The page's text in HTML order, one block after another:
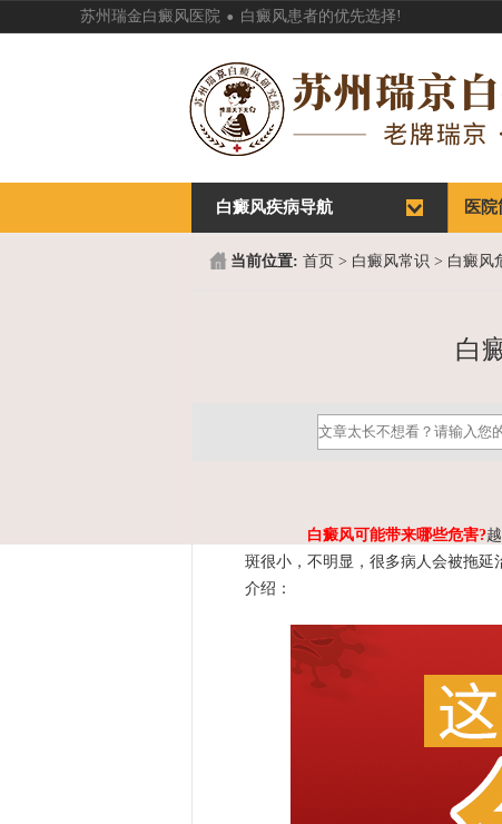
苏州瑞金白癜风医院 . 白癜风患者的优先选择!
首页
医
医院
白癜风疾病导航
当前位置: 首页 > 白癜风常识 > 白癜风
白
白癜风可能带来哪些危害?
斑很小，不明显，很多病人会被拖延
介绍：